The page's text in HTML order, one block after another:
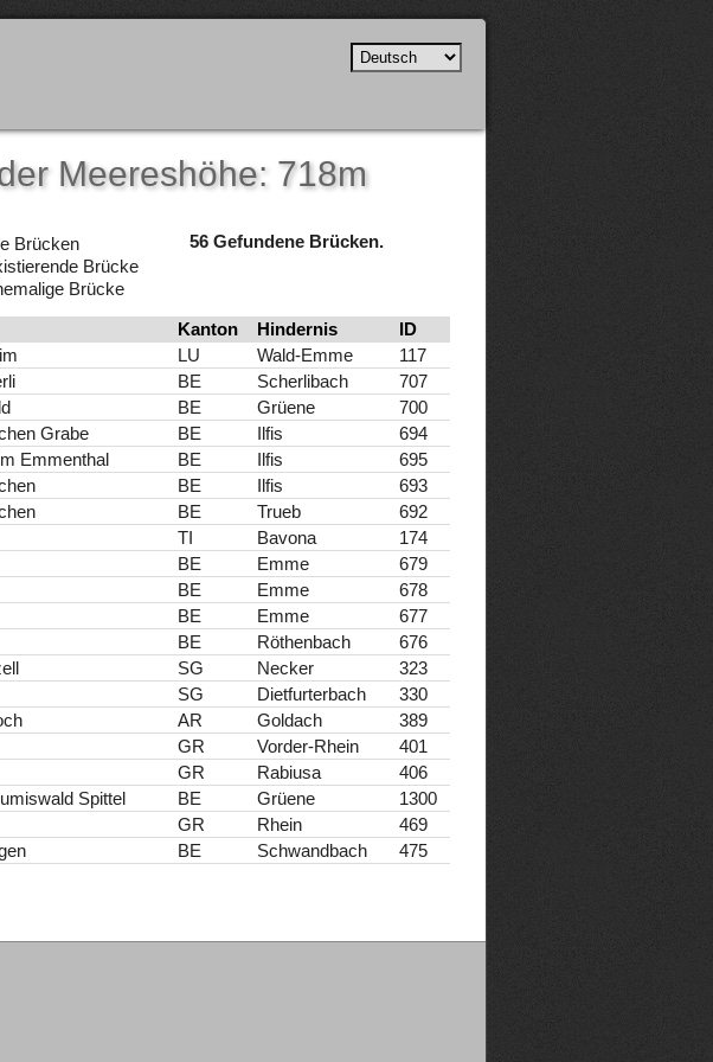
Meereshöhe: 718m
Brücken
Brücke
Brücke
56 Gefundene Brücken.
Kanton Hindernis
ID
LU Wald-Emme
117
BE Scherlibach
707
BE Grüene
700
Grabe BE Ilfis
694
Emmenthal BE Ilfis
695
BE Ilfis
693
BE Trueb
692
TI Bavona
174
BE Emme
679
BE Emme
678
BE Emme
677
BE Röthenbach
676
SG Necker
323
SG Dietfurterbach
330
AR Goldach
389
GR Vorder-Rhein
401
GR Rabiusa
406
Spittel BE Grüene
1300
GR Rhein
469
BE Schwandbach 475